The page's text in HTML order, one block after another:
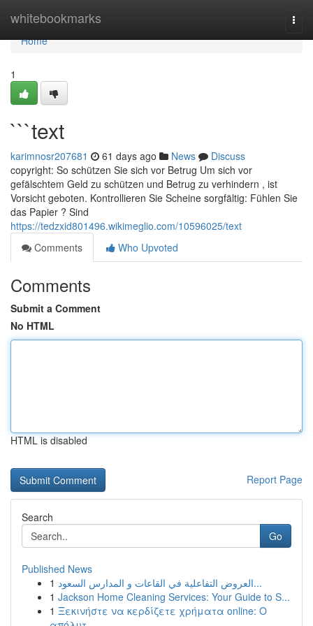
whitebookmarks
Home
Home
1
```text
karimnosr207681 61 days ago News
Discuss
copyright: So schützen Sie sich vor Betrug Um sich vor
gefälschtem Geld zu schützen und Betrug zu verhindern , ist
Vorsicht geboten. Kontrollieren Sie Scheine sorgfältig: Fühlen Sie
das Papier ? Sind
https://tedzxid801496.wikimeglio.com/10596025/text
Comments
Who Upvoted
Comments
Submit a Comment
No HTML
HTML is disabled
Report Page
Search
Go
Published News
1
العروض التفاعلية في القاعات و المدارس السعود...
1 Jackson Home Cleaning Services: Your Guide to S...
1 Ξεκινήστε να κερδίζετε χρήματα online: Ο